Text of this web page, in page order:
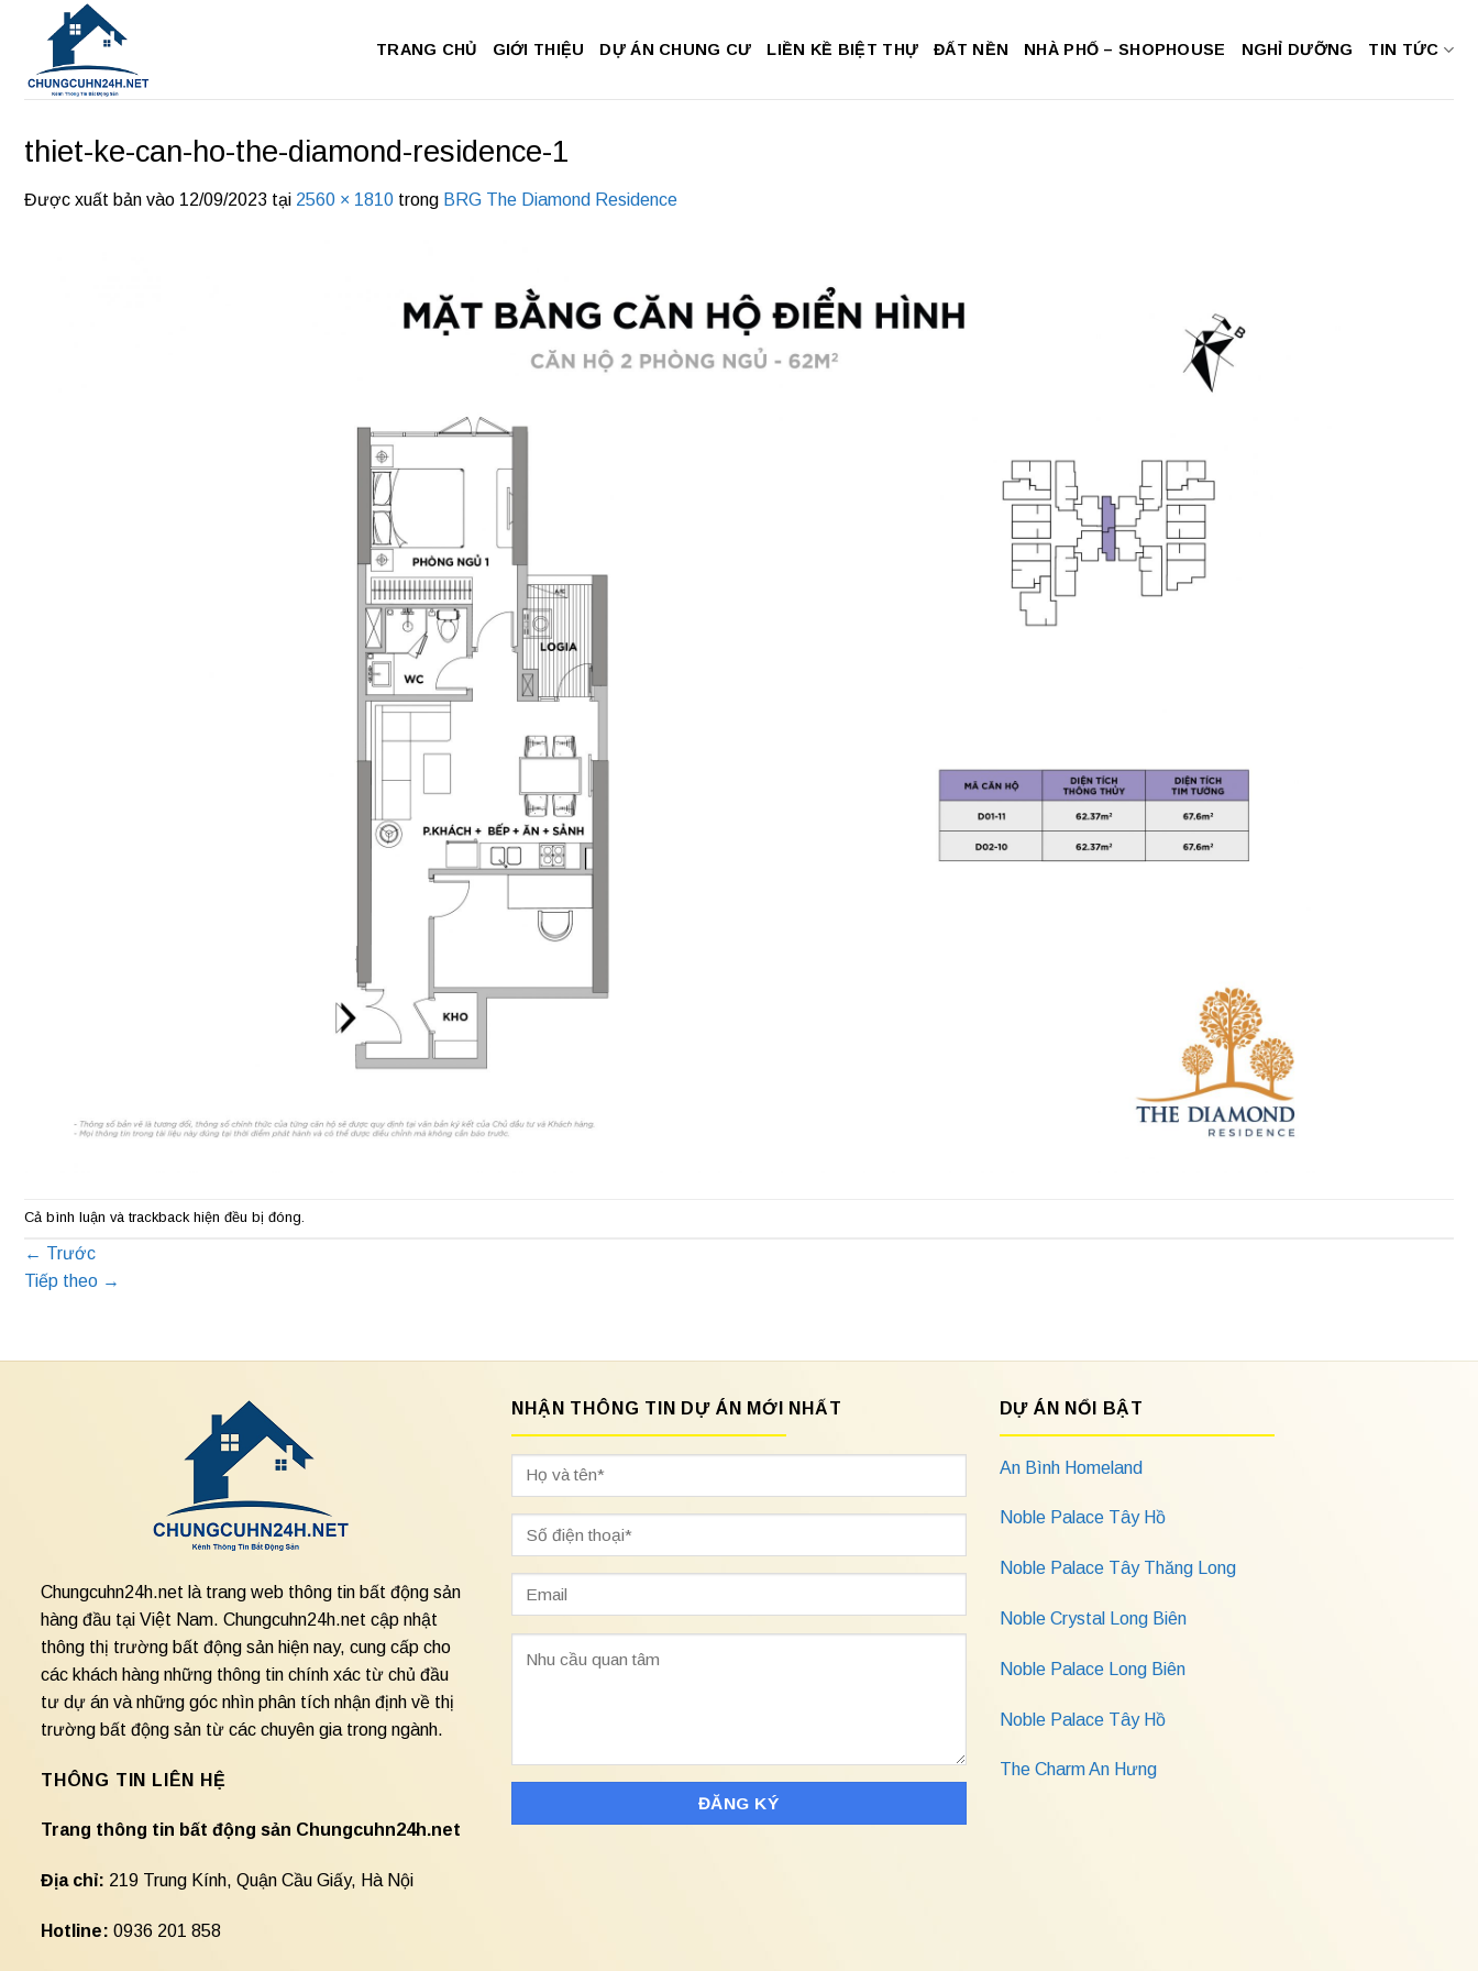
dung
TRANG CHỦ GIỚI THIỆU DỰ ÁN CHUNG CƯ LIỀN KỀ BIỆT THỰ ĐẤT NỀN NHÀ PHỐ – SHOPHOUSE NGHỈ DƯỠNG TIN TỨC
thiet-ke-can-ho-the-diamond-residence-1
Được xuất bản vào 12/09/2023 tại 2560 × 1810 trong BRG The Diamond Residence
Cả bình luận và trackback hiện đều bị đóng.
← Trước
Tiếp theo →
Chungcuhn24h.net là trang web thông tin bất động sản
hàng đầu tại Việt Nam. Chungcuhn24h.net cập nhật
thông thị trường bất động sản hiện nay, cung cấp cho
các khách hàng những thông tin chính xác từ chủ đầu
tư dự án và những góc nhìn phân tích nhận định về thị
trường bất động sản từ các chuyên gia trong ngành.
THÔNG TIN LIÊN HỆ
Trang thông tin bất động sản Chungcuhn24h.net
Địa chỉ: 219 Trung Kính, Quận Cầu Giấy, Hà Nội
Hotline: 0936 201 858
NHẬN THÔNG TIN DỰ ÁN MỚI NHẤT DỰ ÁN NỔI BẬT
An Bình Homeland
Noble Palace Tây Hồ
Noble Palace Tây Thăng Long
Noble Crystal Long Biên
Noble Palace Long Biên
Noble Palace Tây Hồ
The Charm An Hưng